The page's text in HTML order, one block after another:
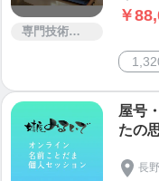
専門技術サービス
￥
屋号
たの
長